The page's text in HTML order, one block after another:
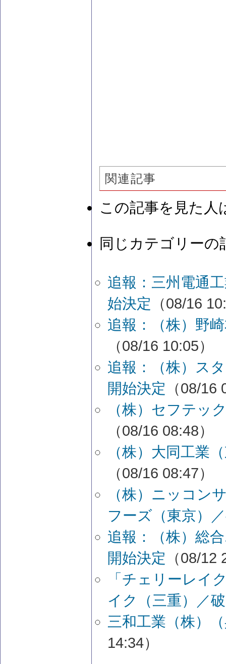
関連記事
この記事を見た人
同じカテゴリーの
追報：三州電通
始決定 （08/16
追報：（株）野
（08/16 10:05）
追報：（株）ス
開始決定 （08/16
（株）セフテッ
（08/16 08:48）
（株）大同工業
（08/16 08:47）
（株）ニッコン
フーズ（東京）
追報：（株）総
開始決定 （08/12
「チェリーレイ
イク（三重）／
三和工業（株）
14:34）